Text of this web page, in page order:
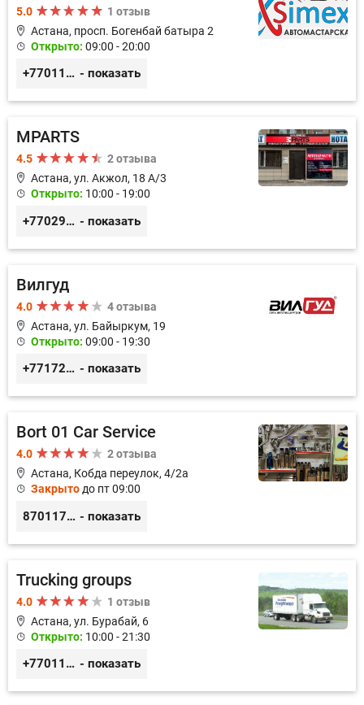
5.0
1 отзыв
Астана, просп. Богенбай батыра 2
Открыто: 09:00 - 20:00
+77011248780 - показать
MPARTS
4.5
2 отзыва
Астана, ул. Акжол, 18 А/3
Открыто: 10:00 - 19:00
+77029352979 - показать
Вилгуд
4.0
4 отзыва
Астана, ул. Байыркум, 19
Открыто: 09:00 - 19:30
+77172978380 - показать
Bort 01 Car Service
4.0
2 отзыва
Астана, Кобда переулок, 4/2а
Закрыто до пт 09:00
87011754444 - показать
Trucking groups
4.0
1 отзыв
Астана, ул. Бурабай, 6
Открыто: 10:00 - 21:30
+77011245925 - показать